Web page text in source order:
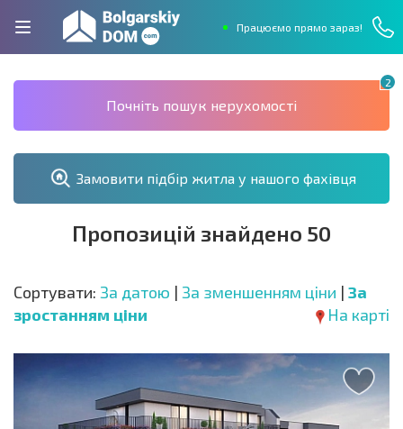
Працюємо прямо зараз!
2
Почніть пошук нерухомості
Замовити підбір житла у нашого фахівця
Пропозицій знайдено 50
Сортувати: За датою | За зменшенням ціни | За
зростанням ціни
На карті